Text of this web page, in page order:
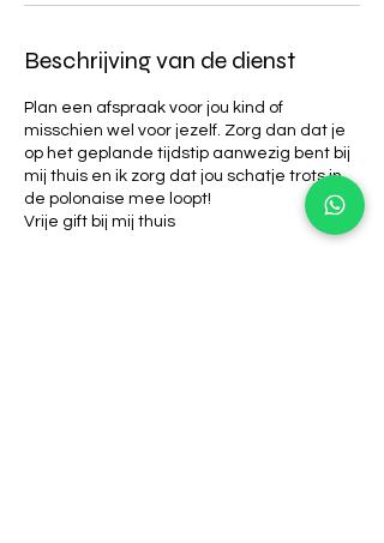
Beschrijving van de dienst
Plan een afspraak voor jou kind of
misschien wel voor jezelf. Zorg dan dat je
op het geplande tijdstip aanwezig bent bij
mij thuis en ik zorg dat jou schatje trots in
de polonaise mee loopt!
Vrije gift bij mij thuis